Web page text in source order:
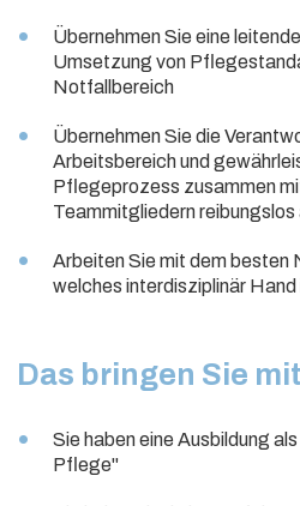
Übernehmen Sie eine
Umsetzung von
Notfallbereich
Übernehmen Sie die
Arbeitsbereich und
Pflegeprozess zusammen
Teammitgliedern
Arbeiten Sie mit dem besten
welches interdisziplinär
Das bringen Sie mit
Sie haben eine Ausbildung
Pflege"